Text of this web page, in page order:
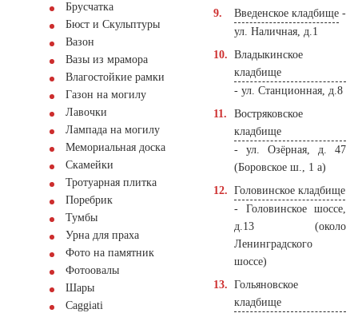
Брусчатка
Бюст и Скульптуры
Вазон
Вазы из мрамора
Влагостойкие рамки
Газон на могилу
Лавочки
Лампада на могилу
Мемориальная доска
Скамейки
Тротуарная плитка
Поребрик
Тумбы
Урна для праха
Фото на памятник
Фотоовалы
Шары
Сaggiati
Введенское кладбище -
ул. Наличная, д.1
Владыкинское
кладбище
- ул. Станционная, д.8
Востряковское
кладбище
- ул. Озёрная, д. 47
(Боровское ш., 1 а)
Головинское кладбище
- Головинское шоссе,
д.13 (около
Ленинградского
шоссе)
Гольяновское
кладбище